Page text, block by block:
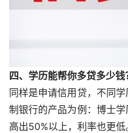
四、学历能帮你多贷多少钱
同样是申请信用贷，不同
制银行的产品为例：博士
高出50%以上，利率也更